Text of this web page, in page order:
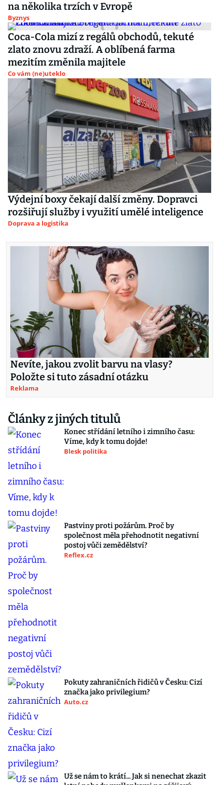
na několika trzích v Evropě
Byznys
Coca-Cola mizí z regálů obchodů, tekuté
zlato znovu zdraží. A oblíbená farma
mezitím změnila majitele
Co vám (ne)uteklo
Výdejní boxy čekají další změny. Dopravci
rozšiřují služby i využití umělé inteligence
Doprava a logistika
Nevíte, jakou zvolit barvu na vlasy?
Položte si tuto zásadní otázku
Reklama
Články z jiných titulů
Konec střídání letního i zimního času:
Víme, kdy k tomu dojde!
Blesk politika
Pastviny proti požárům. Proč by
společnost měla přehodnotit negativní
postoj vůči zemědělství?
Reflex.cz
Pokuty zahraničních řidičů v Česku: Cizí
značka jako privilegium?
Auto.cz
Už se nám to krátí... Jak si nenechat zkazit